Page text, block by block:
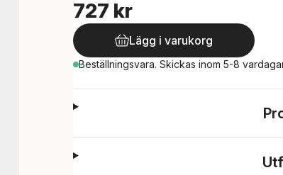
727 kr
Lägg i varukorg
Beställningsvara. Skickas inom 5-8